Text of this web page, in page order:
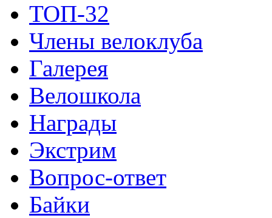
ТОП-32
Члены велоклуба
Галерея
Велошкола
Награды
Экстрим
Вопрос-ответ
Байки